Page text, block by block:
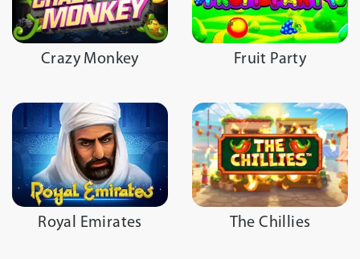
Crazy Monkey Fruit Party
Royal Emirates The Chillies